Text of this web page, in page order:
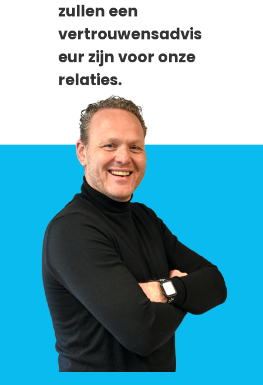
zullen een
vertrouwensadvis
eur zijn voor onze
relaties.